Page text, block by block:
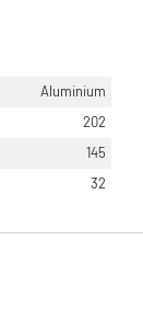
Aluminium
202
145
32